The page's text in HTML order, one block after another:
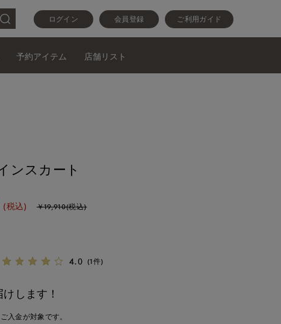
ログイン 会員登録 ご利用ガイド
予約アイテム 店舗リスト
ンスカート
(税込) ￥19,910(税込)
4.0 (1件)
します！
入金が対象です。